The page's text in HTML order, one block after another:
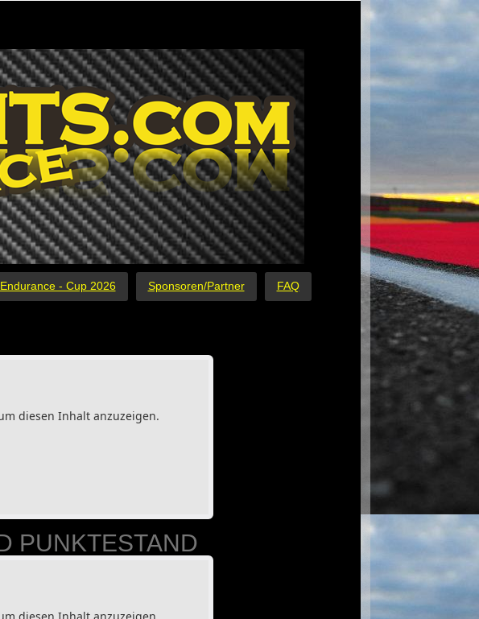
- Cup 2026 Sponsoren/Partner FAQ
diesen Inhalt anzuzeigen.
PUNKTESTAND